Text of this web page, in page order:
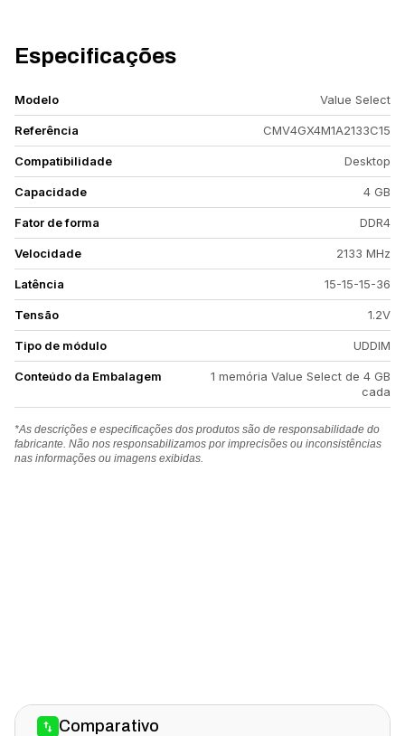
Especificações
Modelo Value Select
Referência CMV4GX4M1A2133C15
Compatibilidade Desktop
Capacidade 4 GB
Fator de forma DDR4
Velocidade 2133 MHz
Latência 15-15-15-36
Tensão 1.2V
Tipo de módulo UDDIM
Conteúdo da Embalagem
1 memória Value Select de 4 GB
cada
*As descrições e especificações dos produtos são de responsabilidade do
fabricante. Não nos responsabilizamos por imprecisões ou inconsistências
nas informações ou imagens exibidas.
Comparativo